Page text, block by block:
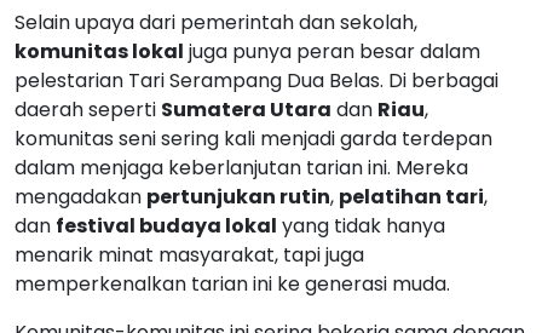
Selain upaya dari pemerintah dan sekolah,
komunitas lokal juga punya peran besar dalam
pelestarian Tari Serampang Dua Belas. Di berbagai
daerah seperti Sumatera Utara dan Riau,
komunitas seni sering kali menjadi garda terdepan
dalam menjaga keberlanjutan tarian ini. Mereka
mengadakan pertunjukan rutin, pelatihan tari,
dan festival budaya lokal yang tidak hanya
menarik minat masyarakat, tapi juga
memperkenalkan tarian ini ke generasi muda.